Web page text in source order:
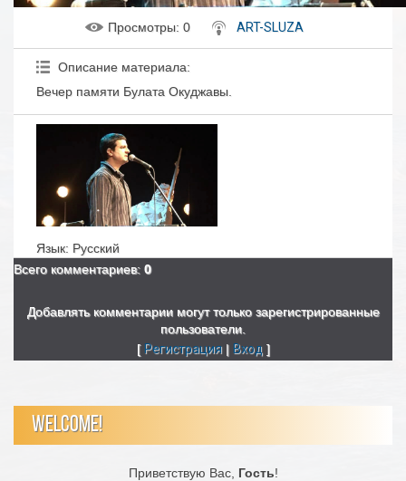
Просмотры: 0 ART-SLUZA
Описание материала:
Вечер памяти Булата Окуджавы.
Язык: Русский
Всего комментариев: 0
Добавлять комментарии могут только зарегистрированные
пользователи.
[ Регистрация| Вход ]
WELCOME!
Приветствую Вас, Гость!